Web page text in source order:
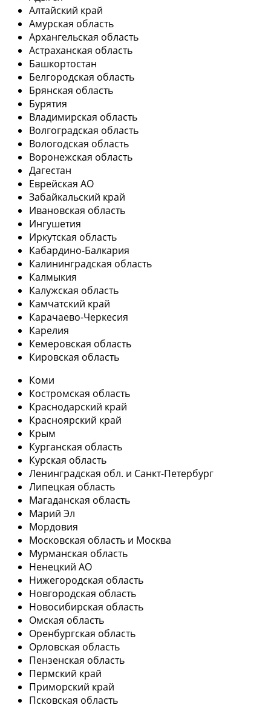
Алтайский край
Амурская область
Архангельская область
Астраханская область
Башкортостан
Белгородская область
Брянская область
Бурятия
Владимирская область
Волгоградская область
Вологодская область
Воронежская область
Дагестан
Еврейская АО
Забайкальский край
Ивановская область
Ингушетия
Иркутская область
Кабардино-Балкария
Калининградская область
Калмыкия
Калужская область
Камчатский край
Карачаево-Черкесия
Карелия
Кемеровская область
Кировская область
Коми
Костромская область
Краснодарский край
Красноярский край
Крым
Курганская область
Курская область
Ленинградская обл. и Санкт-Петербург
Липецкая область
Магаданская область
Марий Эл
Мордовия
Московская область и Москва
Мурманская область
Ненецкий АО
Нижегородская область
Новгородская область
Новосибирская область
Омская область
Оренбургская область
Орловская область
Пензенская область
Пермский край
Приморский край
Псковская область